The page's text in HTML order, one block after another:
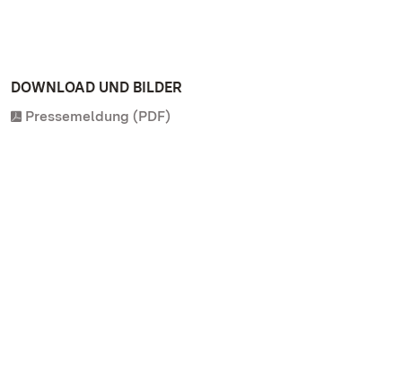
DOWNLOAD UND BILDER
Pressemeldung (PDF)